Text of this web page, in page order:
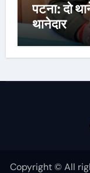
पटना: दो
थानेदार
Copyright © All